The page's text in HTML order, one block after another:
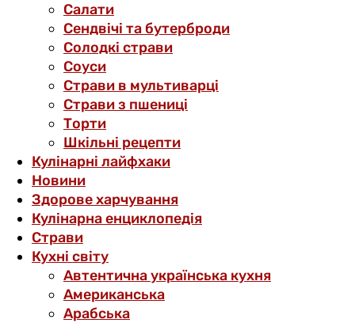
Салати
Сендвічі та бутерброди
Солодкі страви
Соуси
Страви в мультиварці
Страви з пшениці
Торти
Шкільні рецепти
Кулінарні лайфхаки
Новини
Здорове харчування
Кулінарна енциклопедія
Страви
Кухні світу
Автентична українська кухня
Американська
Арабська